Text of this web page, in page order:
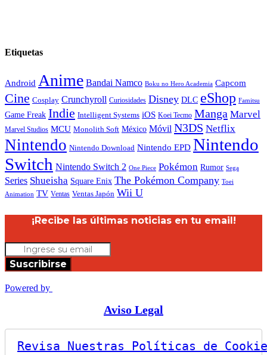
Etiquetas
Android Anime Bandai Namco Boku no Hero Academia Capcom
Cine Cosplay Crunchyroll Curiosidades Disney DLC eShop Famitsu
Game Freak Indie Intelligent Systems iOS Koei Tecmo Manga Marvel
Marvel Studios MCU Monolith Soft México Móvil N3DS Netflix
Nintendo Nintendo Download Nintendo EPD Nintendo
Switch Nintendo Switch 2 One Piece Pokémon Rumor Sega
Series Shueisha Square Enix The Pokémon Company Toei
Animation TV Ventas Ventas Japón Wii U
¡Recibe las últimas noticias en tu email!
Suscribirse
Powered by
Aviso Legal
Revisa Nuestras Políticas de